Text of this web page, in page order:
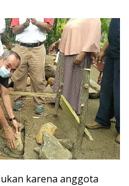
karena anggota